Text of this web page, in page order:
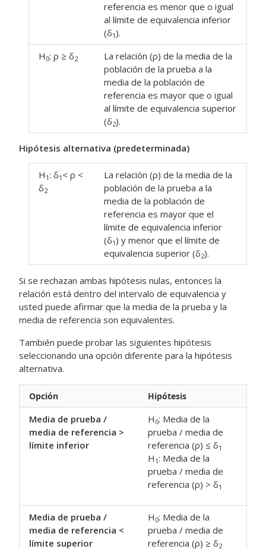
referencia es menor que o igual
al límite de equivalencia inferior
(δ1 ).
H 0: ρ ≥ δ2
La relación (ρ) de la media de la
población de la prueba a la
media de la población de
referencia es mayor que o igual
al límite de equivalencia superior
(δ2).
Hipótesis alternativa (predeterminada)
H 1: δ1 < ρ <
δ2
La relación (ρ) de la media de la
población de la prueba a la
media de la población de
referencia es mayor que el
límite de equivalencia inferior
(δ1 ) y menor que el límite de
equivalencia superior (δ2).
Si se rechazan ambas hipótesis nulas, entonces la
relación está dentro del intervalo de equivalencia y
usted puede afirmar que la media de la prueba y la
media de referencia son equivalentes.
También puede probar las siguientes hipótesis
seleccionando una opción diferente para la hipótesis
alternativa.
Opción Hipótesis
Media de prueba /
media de referencia >
límite inferior
H 0: Media de la
prueba / media de
referencia (ρ) ≤ δ1
H 1: Media de la
prueba / media de
referencia (ρ) > δ1
Media de prueba /
media de referencia <
límite superior
H 0: Media de la
prueba / media de
referencia (ρ) ≥ δ2